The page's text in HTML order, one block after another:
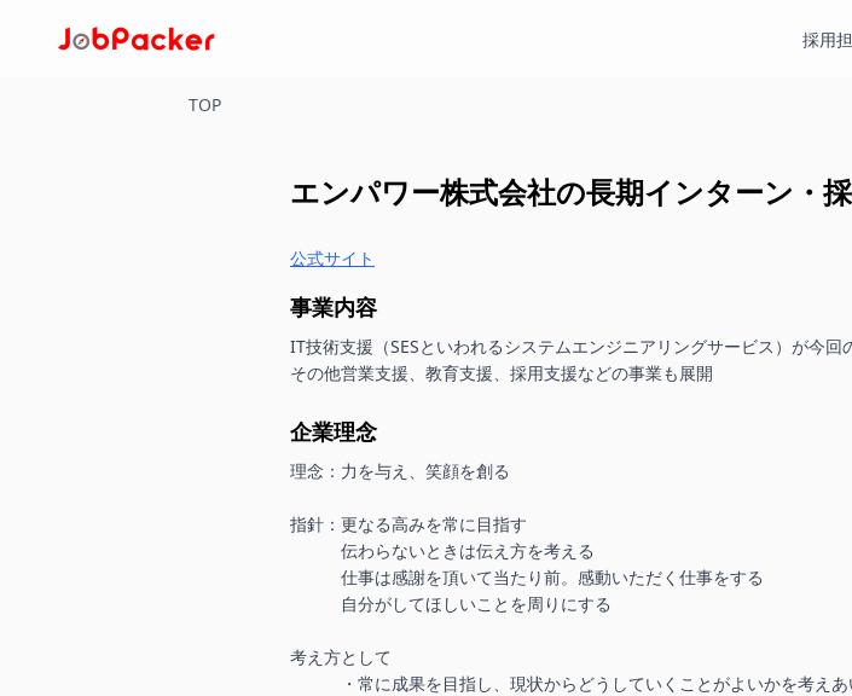
採用
TOP
エンパワー株式会社の長期インターン・
公式サイト
事業内容
IT技術支援（SESといわれるシステムエンジニアリングサービス）が今回
その他営業支援、教育支援、採用支援などの事業も展開
企業理念
理念：力を与え、笑顔を創る
指針：更なる高みを常に目指す
伝わらないときは伝え方を考える
仕事は感謝を頂いて当たり前。感動いただく仕事をする
自分がしてほしいことを周りにする
考え方として
・常に成果を目指し、現状からどうしていくことがよいかを考えあ